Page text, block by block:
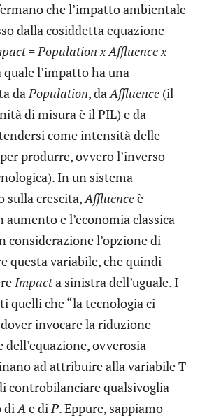
che l’impatto ambientale
dalla cosiddetta equazione
= Population x Affluence x
quale l’impatto ha una
daPopulation, daAffluence (il
di misura è il PIL) e da
come intensità delle
produrre, ovvero l’inverso
In un sistema
sulla crescita,Affluenceè
e l’economia classica
considerazione l’opzione di
questa variabile, che quindi
Impacta sinistra dell’uguale. I
quelli che “la tecnologia ci
invocare la riduzione
dell’equazione, ovverosia
ad attribuire alla variabile T
controbilanciare qualsivoglia
diAe diP. Eppure, sappiamo